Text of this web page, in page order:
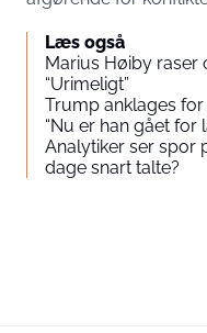
Læs også
Marius Høiby raser
“Urimeligt”
Trump anklages
“Nu er han gået for
Analytiker ser spor
dage snart talte?